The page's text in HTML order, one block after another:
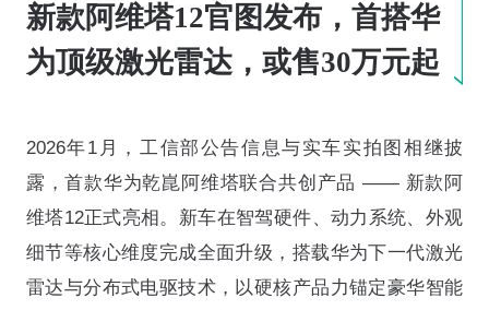
新款阿维塔12官图发布，首搭华
为顶级激光雷达，或售30万元起
2026年1月，工信部公告信息与实车实拍图相继披
露，首款华为乾崑阿维塔联合共创产品 —— 新款阿
维塔12正式亮相。新车在智驾硬件、动力系统、外观
细节等核心维度完成全面升级，搭载华为下一代激光
雷达与分布式电驱技术，以硬核产品力锚定豪华智能